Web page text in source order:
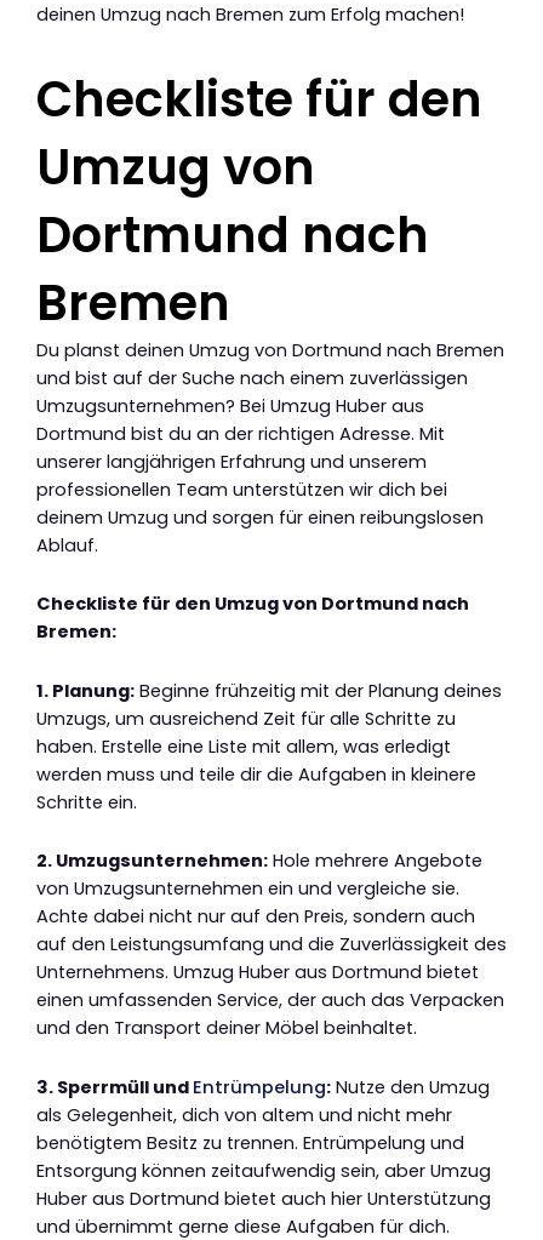
deinen Umzug nach Bremen zum Erfolg machen!
Checkliste für den
Umzug von
Dortmund nach
Bremen
Du planst deinen Umzug von Dortmund nach Bremen
und bist auf der Suche nach einem zuverlässigen
Umzugsunternehmen? Bei Umzug Huber aus
Dortmund bist du an der richtigen Adresse. Mit
unserer langjährigen Erfahrung und unserem
professionellen Team unterstützen wir dich bei
deinem Umzug und sorgen für einen reibungslosen
Ablauf.
Checkliste für den Umzug von Dortmund nach
Bremen:
1. Planung: Beginne frühzeitig mit der Planung deines
Umzugs, um ausreichend Zeit für alle Schritte zu
haben. Erstelle eine Liste mit allem, was erledigt
werden muss und teile dir die Aufgaben in kleinere
Schritte ein.
2. Umzugsunternehmen: Hole mehrere Angebote
von Umzugsunternehmen ein und vergleiche sie.
Achte dabei nicht nur auf den Preis, sondern auch
auf den Leistungsumfang und die Zuverlässigkeit des
Unternehmens. Umzug Huber aus Dortmund bietet
einen umfassenden Service, der auch das Verpacken
und den Transport deiner Möbel beinhaltet.
3. Sperrmüll und Entrümpelung: Nutze den Umzug
als Gelegenheit, dich von altem und nicht mehr
benötigtem Besitz zu trennen. Entrümpelung und
Entsorgung können zeitaufwendig sein, aber Umzug
Huber aus Dortmund bietet auch hier Unterstützung
und übernimmt gerne diese Aufgaben für dich.